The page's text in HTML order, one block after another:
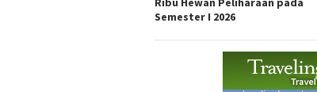
Semester I 2026